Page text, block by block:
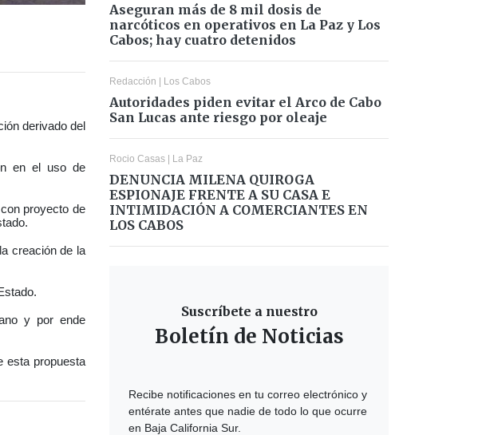
derivado del
en el uso de
proyecto de
creación de la
y por ende
esta propuesta
Aseguran más de 8 mil dosis de
narcóticos en operativos en La Paz y Los
Cabos; hay cuatro detenidos
Redacción | Los Cabos
Autoridades piden evitar el Arco de Cabo
San Lucas ante riesgo por oleaje
Rocio Casas | La Paz
DENUNCIA MILENA QUIROGA
ESPIONAJE FRENTE A SU CASA E
INTIMIDACIÓN A COMERCIANTES EN
LOS CABOS
Suscríbete a nuestro
Boletín de Noticias
Recibe notificaciones en tu correo electrónico y
entérate antes que nadie de todo lo que ocurre
en Baja California Sur.